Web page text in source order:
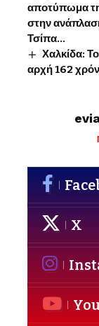
αποτύπωμα
στην
Τσίπα…
Χαλκίδα:
αρχή 162
X